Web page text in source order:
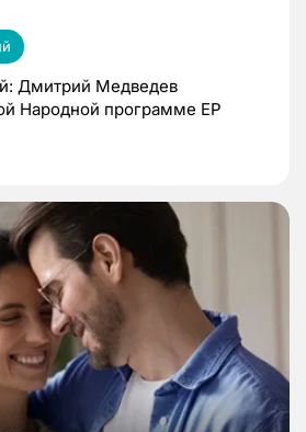
Дмитрий Медведев
Народной программе ЕР